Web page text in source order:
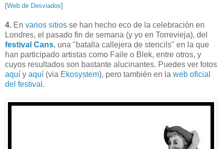
[Web de Desviados]
4. En varios sitios se han hecho eco de la celebración en
Londres, el pasado fin de semana (y yo en Torrevieja), del
festival Cans, una "batalla callejera de stencils" en la que
han participado artistas como Faile o Blek, entre otros, y
cuyos resultados son bastante alucinantes. Puedes ver fotos
aquí y aquí (via Ekosystem), pero también en la web oficial
del festival .